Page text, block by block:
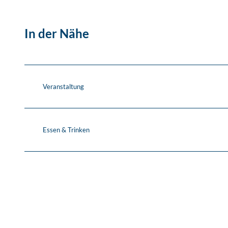
In der Nähe
Veranstaltung
Essen & Trinken